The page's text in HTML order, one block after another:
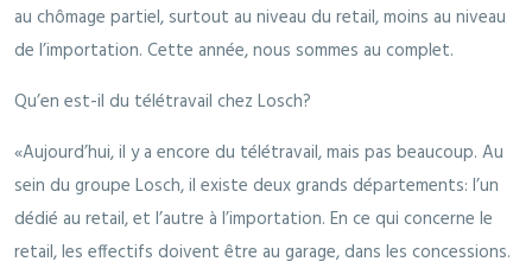
au chômage partiel, surtout au niveau du retail, moins au niveau
de l’importation. Cette année, nous sommes au complet.
Qu’en est-il du télétravail chez Losch?
«Aujourd’hui, il y a encore du télétravail, mais pas beaucoup. Au
sein du groupe Losch, il existe deux grands départements: l’un
dédié au retail, et l’autre à l’importation. En ce qui concerne le
retail, les effectifs doivent être au garage, dans les concessions.